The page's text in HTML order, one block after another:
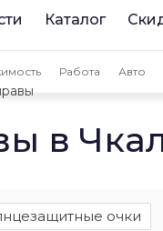
Каталог
Работа Авто
в
очки